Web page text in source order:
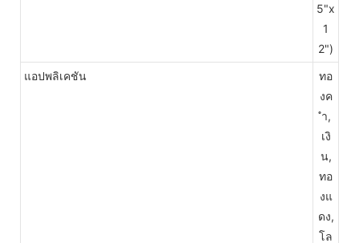
5"x
1
2")
แอปพลิเคชัน
ทอ
งค
ำ,
เงิ
น,
ทอ
งแ
ดง,
โล